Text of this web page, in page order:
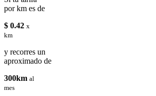
por km es de
$ 0.42 x
km
y recorres un
aproximado de
300km al
mes